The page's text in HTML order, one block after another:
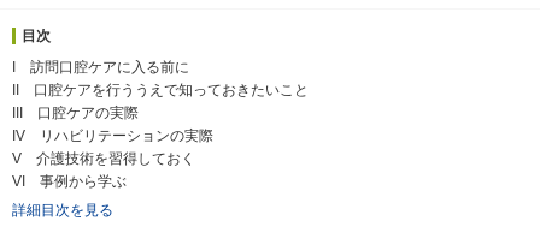
目次
I 訪問口腔ケアに入る前に
II 口腔ケアを行ううえで知っておきたいこと
III 口腔ケアの実際
IV リハビリテーションの実際
V 介護技術を習得しておく
VI 事例から学ぶ
詳細目次を見る